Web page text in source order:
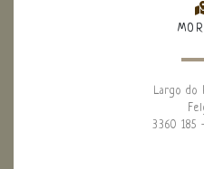
Largo do
3360 185